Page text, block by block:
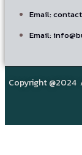
Email:
Email:
Copyright @2024